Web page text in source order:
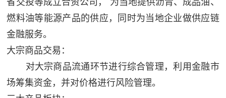
省交投等成立合资公司， 为当地提供沥青、成品油、
燃料油等能源产品的供应，同时为当地企业做供应链
金融服务。
大宗商品交易：
对大宗商品流通环节进行综合管理，利用金融市
场筹集资金，并对价格进行风险管理。